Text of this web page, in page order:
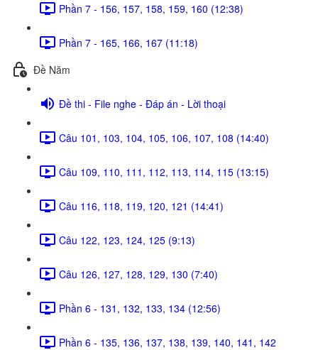
Phần 7 - 156, 157, 158, 159, 160 (12:38)
Phần 7 - 165, 166, 167 (11:18)
Đề Năm
Đề thi - File nghe - Đáp án - Lời thoại
Câu 101, 103, 104, 105, 106, 107, 108 (14:40)
Câu 109, 110, 111, 112, 113, 114, 115 (13:15)
Câu 116, 118, 119, 120, 121 (14:41)
Câu 122, 123, 124, 125 (9:13)
Câu 126, 127, 128, 129, 130 (7:40)
Phần 6 - 131, 132, 133, 134 (12:56)
Phần 6 - 135, 136, 137, 138, 139, 140, 141, 142